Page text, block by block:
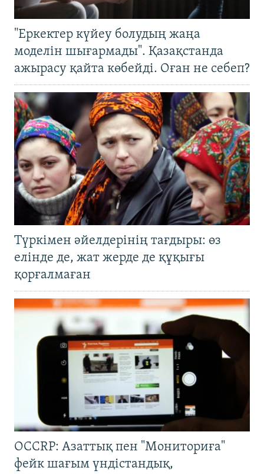
"Еркектер күйеу болудың жаңа
моделін шығармады". Қазақстанда
ажырасу қайта көбейді. Оған не себеп?
Түркімен әйелдерінің тағдыры: өз
елінде де, жат жерде де құқығы
қорғалмаған
OCCRP: Азаттық пен "Мониториға"
фейк шағым үндістандық,